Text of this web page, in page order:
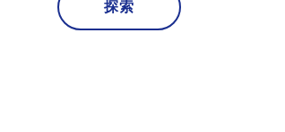
探索